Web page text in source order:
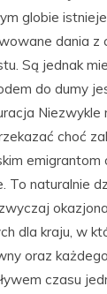
globie
dania z
Są jednak
do dumy
Niezwykle
choć
emigrantom
naturalnie
dla kraju, w
oraz
czasu